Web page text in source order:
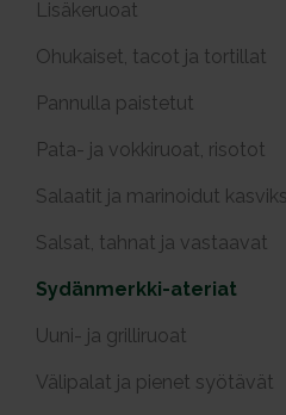
Lisäkeruoat
Ohukaiset, tacot ja tortillat
Pannulla paistetut
Pata- ja vokkiruoat, risotot
Salaatit ja marinoidut
Salsat, tahnat ja vastaavat
Sydänmerkki-ateriat
Uuni- ja grilliruoat
Välipalat ja pienet syötävät